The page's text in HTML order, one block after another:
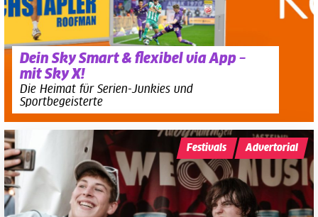
Dein Sky Smart & flexibel via App –
mit Sky X!
Die Heimat für Serien-Junkies und
Sportbegeisterte
Festivals Advertorial